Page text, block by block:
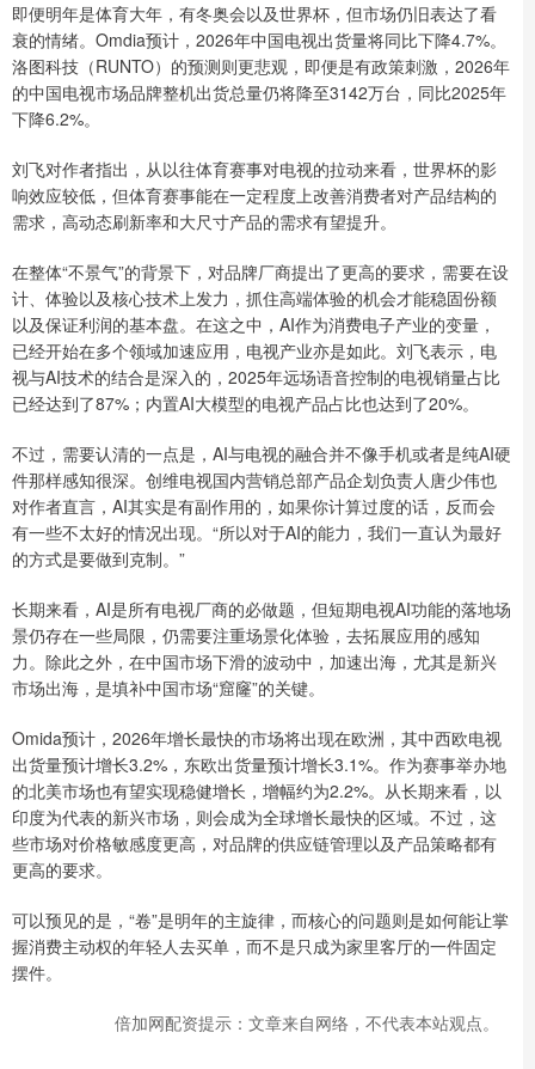
即便明年是体育大年，有冬奥会以及世界杯，但市场仍旧表达了看
衰的情绪。Omdia预计，2026年中国电视出货量将同比下降4.7%。
洛图科技（RUNTO）的预测则更悲观，即便是有政策刺激，2026年
的中国电视市场品牌整机出货总量仍将降至3142万台，同比2025年
下降6.2%。
刘飞对作者指出，从以往体育赛事对电视的拉动来看，世界杯的影
响效应较低，但体育赛事能在一定程度上改善消费者对产品结构的
需求，高动态刷新率和大尺寸产品的需求有望提升。
在整体“不景气”的背景下，对品牌厂商提出了更高的要求，需要在设
计、体验以及核心技术上发力，抓住高端体验的机会才能稳固份额
以及保证利润的基本盘。在这之中，AI作为消费电子产业的变量，
已经开始在多个领域加速应用，电视产业亦是如此。刘飞表示，电
视与AI技术的结合是深入的，2025年远场语音控制的电视销量占比
已经达到了87%；内置AI大模型的电视产品占比也达到了20%。
不过，需要认清的一点是，AI与电视的融合并不像手机或者是纯AI硬
件那样感知很深。创维电视国内营销总部产品企划负责人唐少伟也
对作者直言，AI其实是有副作用的，如果你计算过度的话，反而会
有一些不太好的情况出现。“所以对于AI的能力，我们一直认为最好
的方式是要做到克制。”
长期来看，AI是所有电视厂商的必做题，但短期电视AI功能的落地场
景仍存在一些局限，仍需要注重场景化体验，去拓展应用的感知
力。除此之外，在中国市场下滑的波动中，加速出海，尤其是新兴
市场出海，是填补中国市场“窟窿”的关键。
Omida预计，2026年增长最快的市场将出现在欧洲，其中西欧电视
出货量预计增长3.2%，东欧出货量预计增长3.1%。作为赛事举办地
的北美市场也有望实现稳健增长，增幅约为2.2%。从长期来看，以
印度为代表的新兴市场，则会成为全球增长最快的区域。不过，这
些市场对价格敏感度更高，对品牌的供应链管理以及产品策略都有
更高的要求。
可以预见的是，“卷”是明年的主旋律，而核心的问题则是如何能让掌
握消费主动权的年轻人去买单，而不是只成为家里客厅的一件固定
摆件。
倍加网配资提示：文章来自网络，不代表本站观点。